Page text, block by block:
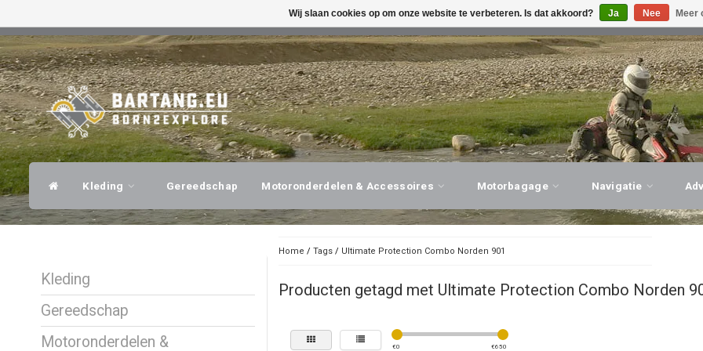
DESKUNDIG ADVIES, PERSOONLIJKE SERVICE! BEZOEK ONZE
Kleding Gereedschap Motoronderdelen & Accessoires Motorbagage Navigatie
Kleding
Gereedschap
Motoronderdelen &
Home / Tags/ Ultimate Protection Combo Norden 901
Producten getagd met Ultimate Protection Combo Norden
€0 €650
Wij slaan cookies op om onze website te verbeteren. Is dat akkoord? Ja Nee Meer